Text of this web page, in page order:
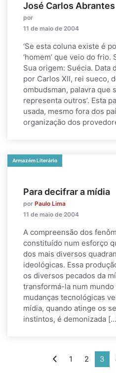
José Carlos Abrantes
por
11 de maio de 2004
‘Se esta coluna existe é
‘homem’ que veio do
Sua origem: Suécia. Data
por Carlos XII, rei sueco,
ombudsman, palavra que
representa outros’. Esta
usada, mesmo fora dos
organização dos
Armazém Literário
Para decifrar a mídia
por Paulo Lima
11 de maio de 2004
A compreensão dos
constituído num esforço
dos mais diversos
ideológicas. Essa
os diversos pecados da
transformá-la num
mudanças tecnológicas
mídia, quando atinge os
instintos, é demonizada
1 2 3